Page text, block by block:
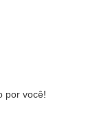
por você!